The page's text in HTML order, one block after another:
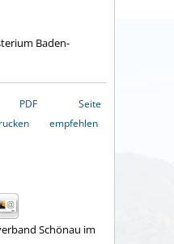
Baden-
PDF
Seite
empfehlen
Schönau im